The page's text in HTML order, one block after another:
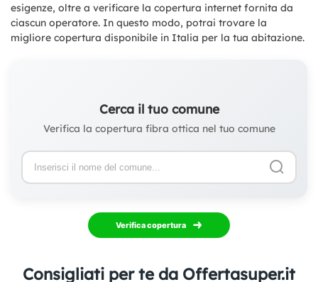
esigenze, oltre a verificare la copertura internet fornita da
ciascun operatore. In questo modo, potrai trovare la
migliore copertura disponibile in Italia per la tua abitazione.
Cerca il tuo comune
Verifica la copertura fibra ottica nel tuo comune
Verifica copertura
Consigliati per te da Offertasuper.it